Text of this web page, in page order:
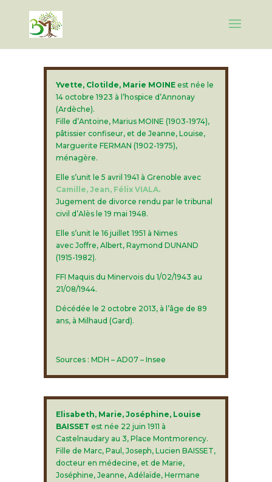
Yvette, Clotilde, Marie MOINEest née le
14 octobre 1923 à l’hospice d’Annonay
(Ardèche).
Fille d’Antoine, Marius MOINE (1903-1974),
pâtissier confiseur, et de Jeanne, Louise,
Marguerite FERMAN (1902-1975),
ménagère.
Elle s’unit le 5 avril 1941 à Grenoble avec
Camille, Jean, Félix VIALA.
Jugement de divorce rendu par le tribunal
civil d’Alès le 19 mai 1948.
Elle s’unit le 16 juillet 1951 à Nimes
avec Joffre, Albert, Raymond DUNAND
(1915-1982).
FFI Maquis du Minervois du 1/02/1943 au
21/08/1944.
Décédée le 2 octobre 2013, à l’âge de 89
ans, à Milhaud (Gard).
Sources : MDH – AD07 – Insee
Elisabeth, Marie, Joséphine, Louise
BAISSET est née 22 juin 1911 à
Castelnaudary au 3, Place Montmorency.
Fille de Marc, Paul, Joseph, Lucien BAISSET,
docteur en médecine, et de Marie,
Joséphine, Jeanne, Adélaïde, Hermane